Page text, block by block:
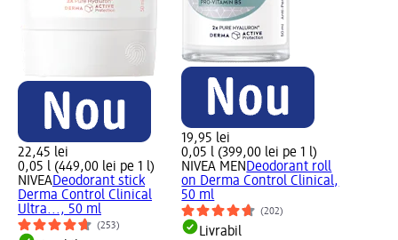
22,45 lei
0,05 l (449,00 lei pe 1 l)
NIVEADeodorant stick
Derma Control Clinical
Ultra..., 50 ml
(253)
19,95 lei
0,05 l (399,00 lei pe 1 l)
NIVEA MEN Deodorant roll
on Derma Control Clinical,
50 ml
(202)
Livrabil